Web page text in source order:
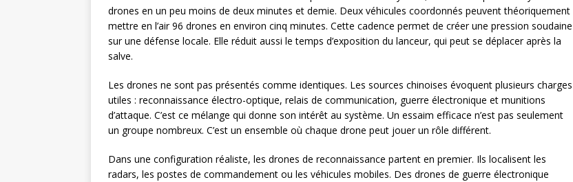
drones en un peu moins de deux minutes et demie. Deux véhicules coordonnés peuvent théoriquement
mettre en l’air 96 drones en environ cinq minutes. Cette cadence permet de créer une pression soudaine
sur une défense locale. Elle réduit aussi le temps d’exposition du lanceur, qui peut se déplacer après la
salve.
Les drones ne sont pas présentés comme identiques. Les sources chinoises évoquent plusieurs charges
utiles : reconnaissance électro-optique, relais de communication, guerre électronique et munitions
d’attaque. C’est ce mélange qui donne son intérêt au système. Un essaim efficace n’est pas seulement
un groupe nombreux. C’est un ensemble où chaque drone peut jouer un rôle différent.
Dans une configuration réaliste, les drones de reconnaissance partent en premier. Ils localisent les
radars, les postes de commandement ou les véhicules mobiles. Des drones de guerre électronique